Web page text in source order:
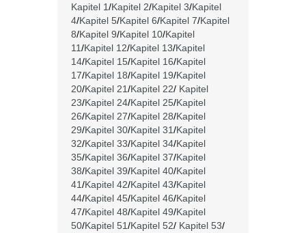
Kapitel 1/Kapitel 2/Kapitel 3/Kapitel
4/Kapitel 5/Kapitel 6/Kapitel 7/Kapitel
8/Kapitel 9/Kapitel 10/Kapitel
11/Kapitel 12/Kapitel 13/Kapitel
14/Kapitel 15/Kapitel 16/Kapitel
17/Kapitel 18/Kapitel 19/Kapitel
20/Kapitel 21/Kapitel 22/ Kapitel
23/Kapitel 24/Kapitel 25/Kapitel
26/Kapitel 27/Kapitel 28/Kapitel
29/Kapitel 30/Kapitel 31/Kapitel
32/Kapitel 33/Kapitel 34/Kapitel
35/Kapitel 36/Kapitel 37/Kapitel
38/Kapitel 39/Kapitel 40/Kapitel
41/Kapitel 42/Kapitel 43/Kapitel
44/Kapitel 45/Kapitel 46/Kapitel
47/Kapitel 48/Kapitel 49/Kapitel
50/Kapitel 51/Kapitel 52/ Kapitel 53/